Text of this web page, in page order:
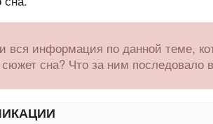
вся информация по данной теме,
сна? Что за ним последовало